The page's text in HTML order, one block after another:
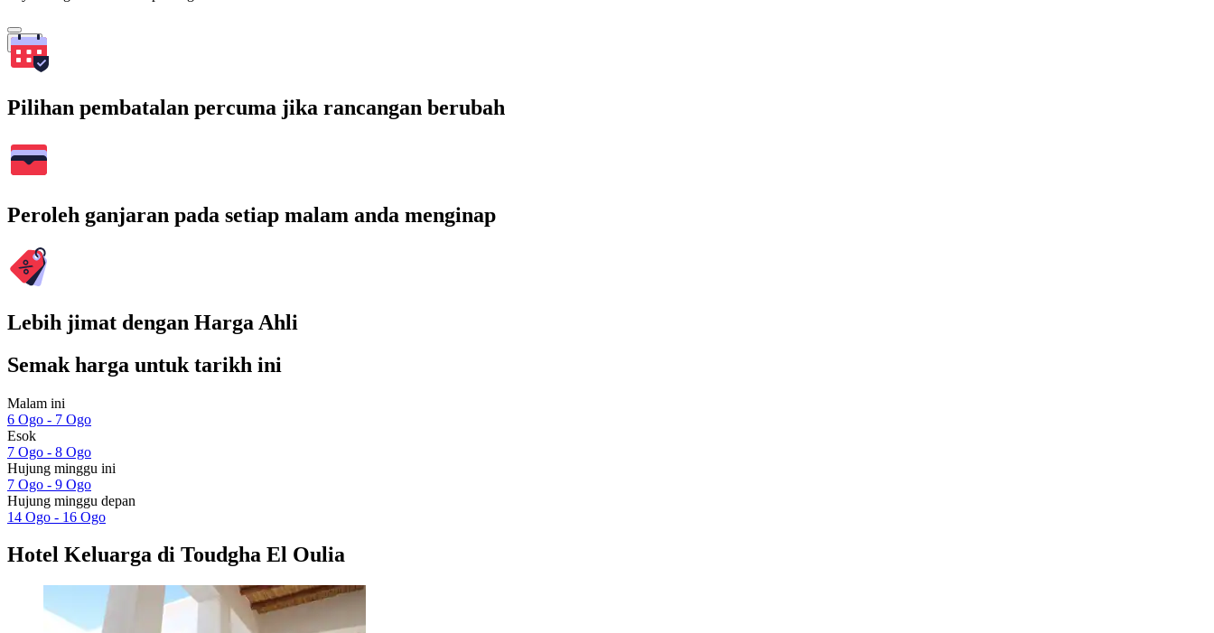
Cari
Pilihan pembatalan percuma jika rancangan berubah
Peroleh ganjaran pada setiap malam anda menginap
Lebih jimat dengan Harga Ahli
Semak harga untuk tarikh ini
Malam ini
6 Ogo - 7 Ogo
Esok
7 Ogo - 8 Ogo
Hujung minggu ini
7 Ogo - 9 Ogo
Hujung minggu depan
14 Ogo - 16 Ogo
Hotel Keluarga di Toudgha El Oulia